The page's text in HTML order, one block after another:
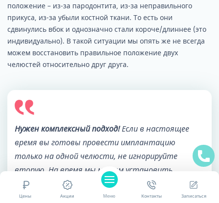
положение – из-за пародонтита, из-за неправильного
прикуса, из-за убыли костной ткани. То есть они
сдвинулись вбок и однозначно стали короче/длиннее (это
индивидуально). В такой ситуации мы опять же не всегда
можем восстановить правильное положение двух
челюстей относительно друг друга.
Нужен комплексный подход!Если в настоящее
время вы готовы провести имплантацию
только на одной челюсти, не игнорируйте
вторую. На время мы можем установить
съемный или условно-съемный протез – это
позволит нам выровнять прикус, обеспечить
Цены Акции Меню Контакты Записаться